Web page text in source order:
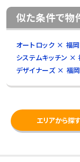
似た条件で物
オートロック × 福
システムキッチン ×
デザイナーズ × 福
エリアから探す